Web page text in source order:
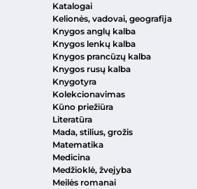
Katalogai
Kelionės, vadovai, geografija
Knygos anglų kalba
Knygos lenkų kalba
Knygos prancūzų kalba
Knygos rusų kalba
Knygotyra
Kolekcionavimas
Kūno priežiūra
Literatūra
Mada, stilius, grožis
Matematika
Medicina
Medžioklė, žvejyba
Meilės romanai